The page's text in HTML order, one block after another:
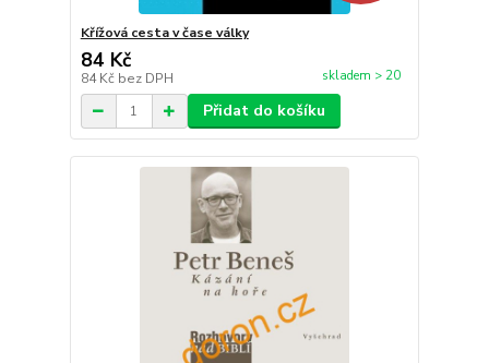
Křížová cesta v čase války
84 Kč
84 Kč bez DPH skladem > 20
Přidat do košíku